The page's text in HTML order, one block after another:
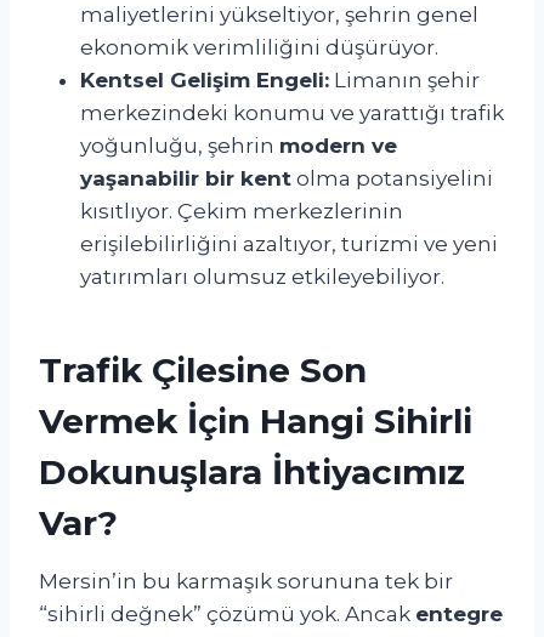
maliyetlerini yükseltiyor, şehrin genel
ekonomik verimliliğini düşürüyor.
Kentsel Gelişim Engeli: Limanın şehir
merkezindeki konumu ve yarattığı trafik
yoğunluğu, şehrin modern ve
yaşanabilir bir kent olma potansiyelini
kısıtlıyor. Çekim merkezlerinin
erişilebilirliğini azaltıyor, turizmi ve yeni
yatırımları olumsuz etkileyebiliyor.
Trafik Çilesine Son
Vermek İçin Hangi Sihirli
Dokunuşlara İhtiyacımız
Var?
Mersin’in bu karmaşık sorununa tek bir
“sihirli değnek” çözümü yok. Ancak entegre